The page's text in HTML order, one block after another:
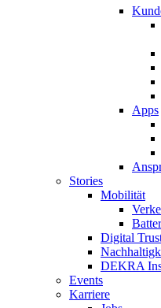
Apps
Stories
Mobilität
Digital
DEKRA
Events
Karriere